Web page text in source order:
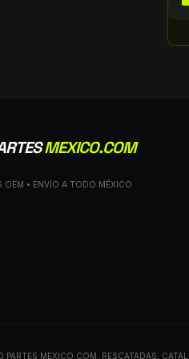
MEXICO.COM
OEM • ENVÍO A TODO MÉXICO
MEXICO.COM. RESCATADAS,